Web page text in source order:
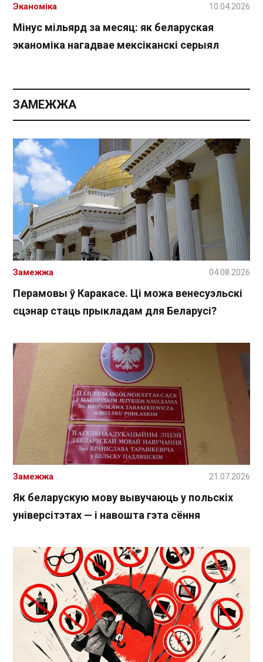
Мінус мільярд за месяц: як беларуская
эканоміка нагадвае мексіканскі серыял
Эканоміка 10.04.2026
ЗАМЕЖЖА
Перамовы ў Каракасе. Ці можа венесуэльскі
сцэнар стаць прыкладам для Беларусі?
Замежжа 04.08.2026
Як беларускую мову вывучаюць у польскіх
універсітэтах — і навошта гэта сёння
Замежжа 21.07.2026